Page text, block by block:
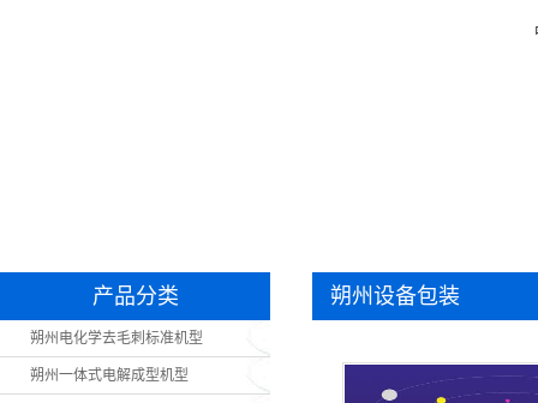
朔
产品分类
朔州电化学去毛刺标准机型
朔州一体式电解成型机型
朔州设备包装